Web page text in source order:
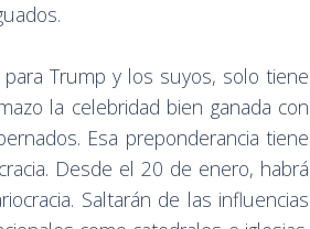
Trump y los suyos, solo tiene
la celebridad bien ganada con
Esa preponderancia tiene
Desde el 20 de enero, habrá
Saltarán de las influencias